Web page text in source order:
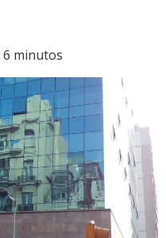
6 minutos